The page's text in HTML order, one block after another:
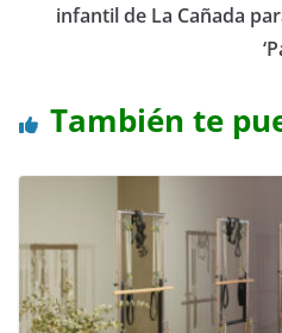
infantil de La Cañada
También te